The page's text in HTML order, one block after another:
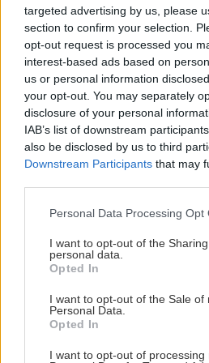
targeted advertising by us, please
section to confirm your selection.
opt-out request is processed you
interest-based ads based on
us or personal information
your opt-out. You may separately
disclosure of your personal
IAB’s list of downstream
also be disclosed by us to third
Downstream Participants that may
Personal Data Processing Opt
I want to opt-out of the
personal data.
Opted In
I want to opt-out of the Sale of
Personal Data.
Opted In
I want to opt-out of processing
GOSSIP - LIFESTYLE
Τούνη: «Έβγαλα όλο το
με ορούς και αντιβιώσεις»
ΣΧΕΣΕΙΣ ΚΑΙ SEX
Ο σύντροφός σου σε κάνει
GOSSIP - LIFESTYLE
θαλασσινό νερό
ΑΘΛΗΤΙΚΑ
ΑΕΚ: Φιλική τεσσάρα στην
Όλες οι
ΠΕΡΙΣΣΟΤΕΡΑ
ΚΡΗΤΗ
τουρίστα -